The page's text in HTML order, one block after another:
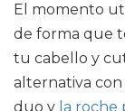
El momento
de forma que
tu cabello y
alternativa
duo y la roche